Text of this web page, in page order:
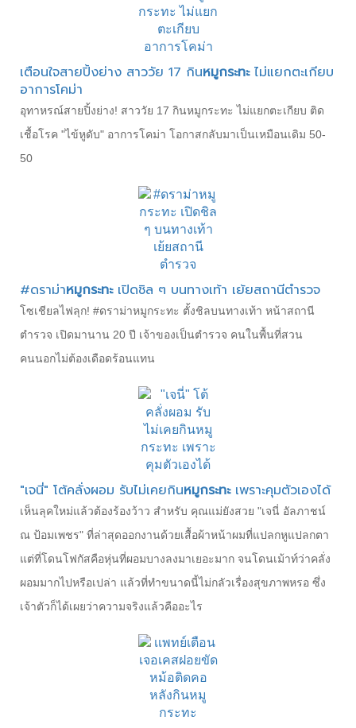
เตือนใจสายปิ้งย่าง สาววัย 17 กินหมูกระทะไม่แยกตะเกียบ
อาการโคม่า
อุทาหรณ์สายปิ้งย่าง! สาววัย 17 กินหมูกระทะ ไม่แยกตะเกียบ ติด
เชื้อโรค "ไข้หูดับ" อาการโคม่า โอกาสกลับมาเป็นเหมือนเดิม 50-
50
#ดราม่าหมูกระทะเปิดชิล ๆ บนทางเท้า เย้ยสถานีตำรวจ
โซเชียลไฟลุก! #ดราม่าหมูกระทะ ตั้งชิลบนทางเท้า หน้าสถานี
ตำรวจ เปิดมานาน 20 ปี เจ้าของเป็นตำรวจ คนในพื้นที่สวน
คนนอกไม่ต้องเดือดร้อนแทน
"เจนี่" โต้คลั่งผอม รับไม่เคยกินหมูกระทะเพราะคุมตัวเองได้
เห็นลุคใหม่แล้วต้องร้องว้าว สำหรับ คุณแม่ยังสวย "เจนี่ อัลภาชน์
ณ ป้อมเพชร" ที่ล่าสุดออกงานด้วยเสื้อผ้าหน้าผมที่แปลกหูแปลกตา
แต่ที่โดนโฟกัสคือหุ่นที่ผอมบางลงมาเยอะมาก จนโดนเม้าท์ว่าคลั่ง
ผอมมากไปหรือเปล่า แล้วที่ทำขนาดนี้ไม่กลัวเรื่องสุขภาพหรอ ซึ่ง
เจ้าตัวก็ได้เผยว่าความจริงแล้วคืออะไร